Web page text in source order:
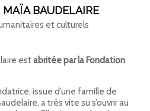
BAUDELAIRE
et culturels
estabritée par la Fondation
issue d’une famille de
a très vite su s’ouvrir au